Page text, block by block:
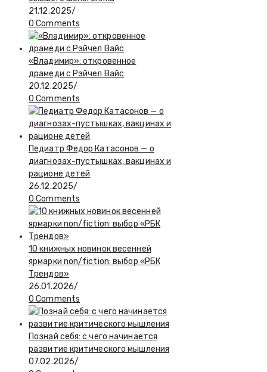
21.12.2025/
0 Comments
«Владимир»: откровенное
драмеди с Рэйчел Вайс
20.12.2025/
0 Comments
Педиатр Федор Катасонов — о
диагнозах-пустышках, вакцинах и
рационе детей
26.12.2025/
0 Comments
10 книжных новинок весенней
ярмарки non/fiction: выбор «РБК
Трендов»
26.01.2026/
0 Comments
Познай себя: с чего начинается
развитие критического мышления
07.02.2026/